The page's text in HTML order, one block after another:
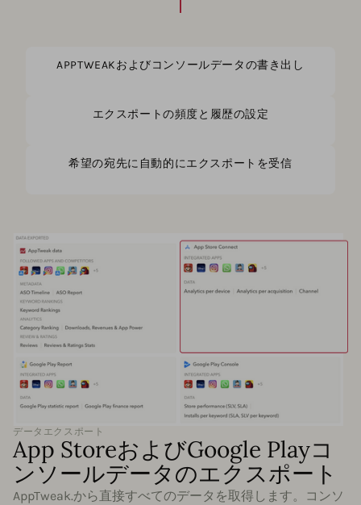
APPTWEAKおよびコンソールデータの書き出し
エクスポートの頻度と履歴の設定
希望の宛先に自動的にエクスポートを受信
データエクスポート
App StoreおよびGoogle Playコ
ンソールデータのエクスポート
AppTweak.から直接すべてのデータを取得します。コンソ